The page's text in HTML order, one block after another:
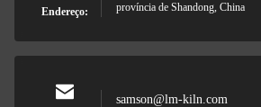
Endereço:
província de Shandong, China
samson@lm-kiln.com